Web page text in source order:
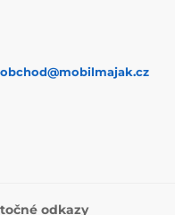
obchod@mobilmajak.cz
odkazy